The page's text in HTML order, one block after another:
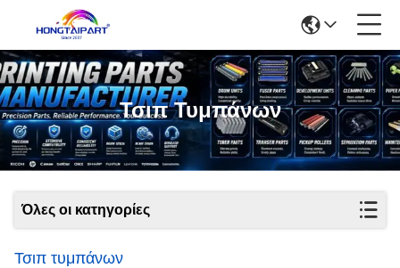
Τσιπ Τυμπάνων
Όλες οι κατηγορίες
Τσιπ τυμπάνων